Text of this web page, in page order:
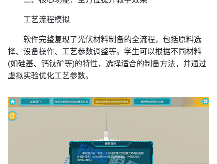
工艺流程模拟‌
软件完整复现了光伏材料制备的全流程，包括原料选
择、设备操作、工艺参数调整等。学生可以根据不同材料
(如硅基、钙钛矿等)的特性，选择适合的制备方法，并通过
虚拟实验优化工艺参数。